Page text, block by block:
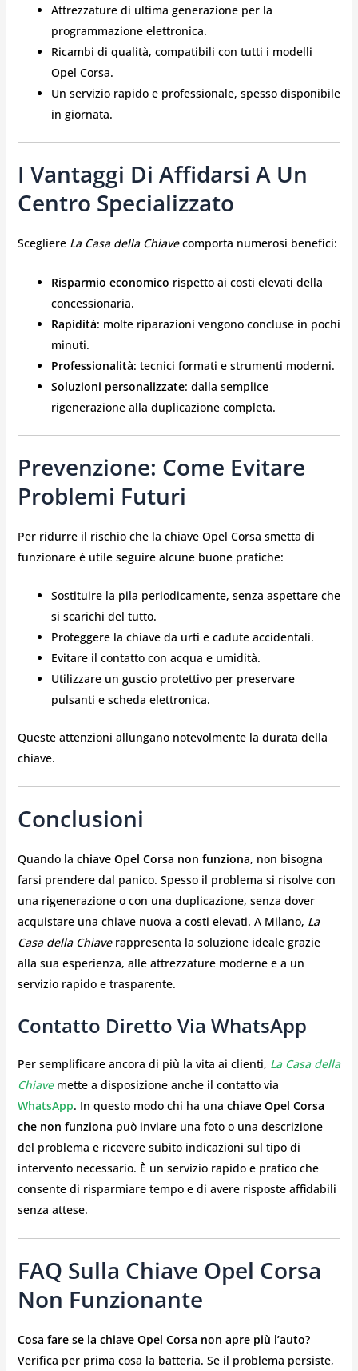
Attrezzature di ultima generazione per la
programmazione elettronica.
Ricambi di qualità, compatibili con tutti i modelli
Opel Corsa.
Un servizio rapido e professionale, spesso disponibile
in giornata.
I Vantaggi Di Affidarsi A Un
Centro Specializzato
Scegliere La Casa della Chiavecomporta numerosi benefici:
Risparmio economico rispetto ai costi elevati della
concessionaria.
Rapidità: molte riparazioni vengono concluse in pochi
minuti.
Professionalità: tecnici formati e strumenti moderni.
Soluzioni personalizzate: dalla semplice
rigenerazione alla duplicazione completa.
Prevenzione: Come Evitare
Problemi Futuri
Per ridurre il rischio che la chiave Opel Corsa smetta di
funzionare è utile seguire alcune buone pratiche:
Sostituire la pila periodicamente, senza aspettare che
si scarichi del tutto.
Proteggere la chiave da urti e cadute accidentali.
Evitare il contatto con acqua e umidità.
Utilizzare un guscio protettivo per preservare
pulsanti e scheda elettronica.
Queste attenzioni allungano notevolmente la durata della
chiave.
Conclusioni
Quando la chiave Opel Corsa non funziona, non bisogna
farsi prendere dal panico. Spesso il problema si risolve con
una rigenerazione o con una duplicazione, senza dover
acquistare una chiave nuova a costi elevati. A Milano, La
Casa della Chiaverappresenta la soluzione ideale grazie
alla sua esperienza, alle attrezzature moderne e a un
servizio rapido e trasparente.
Contatto Diretto Via WhatsApp
Per semplificare ancora di più la vita ai clienti, La Casa della
Chiave mette a disposizione anche il contatto via
WhatsApp. In questo modo chi ha una chiave Opel Corsa
che non funziona può inviare una foto o una descrizione
del problema e ricevere subito indicazioni sul tipo di
intervento necessario. È un servizio rapido e pratico che
consente di risparmiare tempo e di avere risposte affidabili
senza attese.
FAQ Sulla Chiave Opel Corsa
Non Funzionante
Cosa fare se la chiave Opel Corsa non apre più l’auto?
Verifica per prima cosa la batteria. Se il problema persiste,